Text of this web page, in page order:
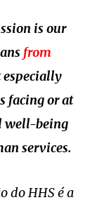
is our
from
especially
facing or at
well-being
services.
do HHS é a